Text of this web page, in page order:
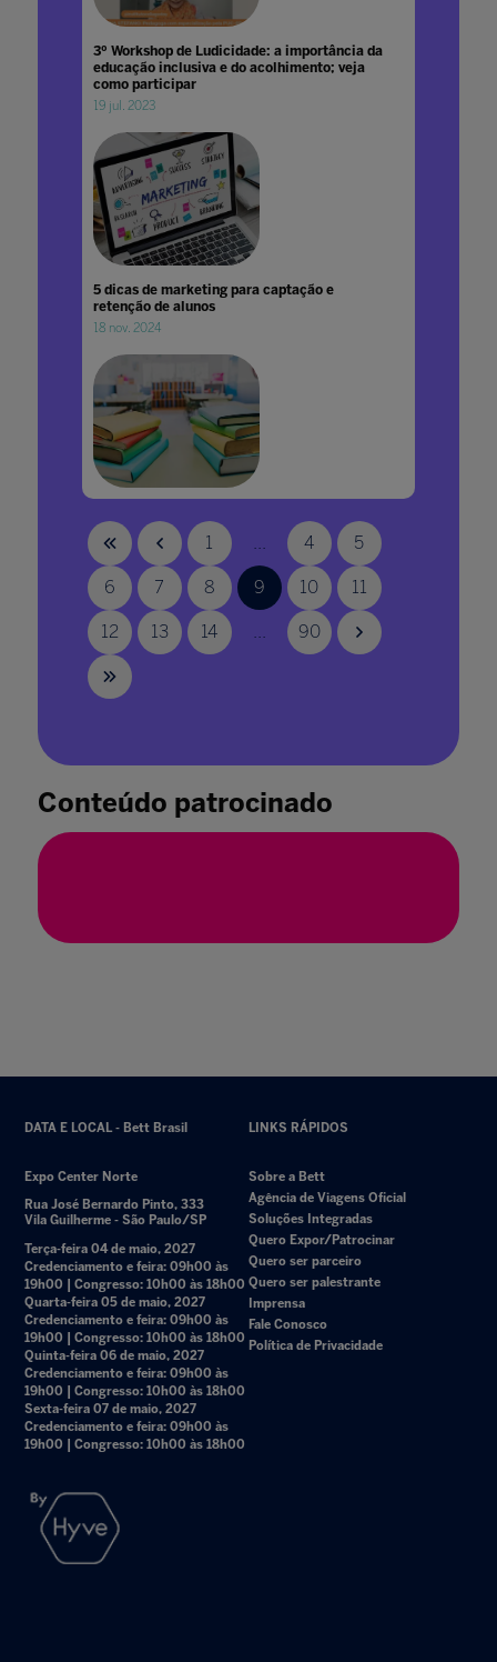
3º Workshop de Ludicidade: a importância da
educação inclusiva e do acolhimento; veja
como participar
19 jul. 2023
5 dicas de marketing para captação e
retenção de alunos
18 nov. 2024
início de ano letivo mais engajador
28 jan. 2026 1 4 5
6 7 8 9 10 11
12 13 14 90
Conteúdo patrocinado
DATA E LOCAL - Bett Brasil
Expo Center Norte
Rua José Bernardo Pinto, 333
Vila Guilherme - São Paulo/SP
Terça-feira 04 de maio, 2027
Credenciamento e feira: 09h00 às
19h00 | Congresso: 10h00 às 18h00
Quarta-feira 05 de maio, 2027
Credenciamento e feira: 09h00 às
19h00 | Congresso: 10h00 às 18h00
Quinta-feira 06 de maio, 2027
Credenciamento e feira: 09h00 às
19h00 | Congresso: 10h00 às 18h00
Sexta-feira 07 de maio, 2027
Credenciamento e feira: 09h00 às
19h00 | Congresso: 10h00 às 18h00
LINKS RÁPIDOS
Sobre a Bett
Agência de Viagens Oficial
Soluções Integradas
Quero Expor/Patrocinar
Quero ser parceiro
Quero ser palestrante
Imprensa
Fale Conosco
Política de Privacidade